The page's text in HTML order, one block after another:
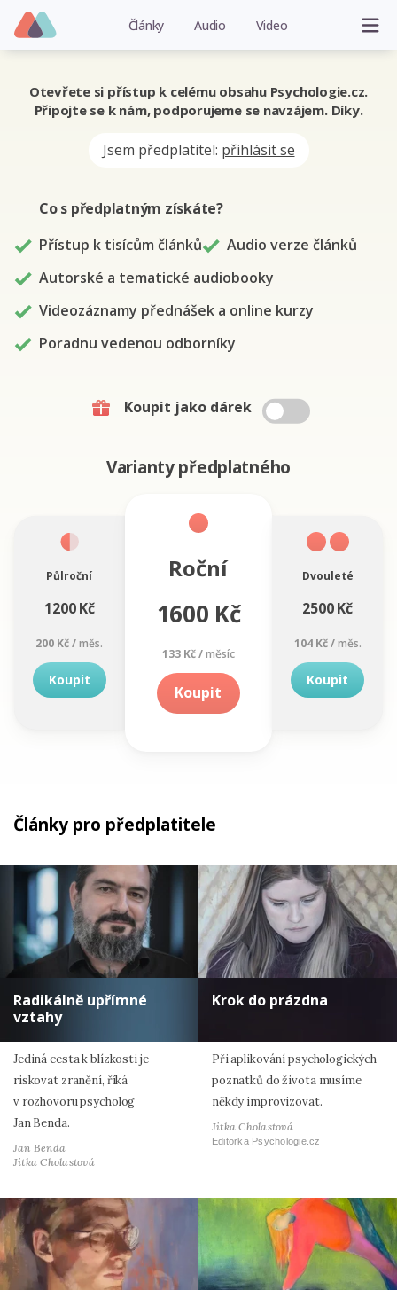
Články Audio Video
Otevřete si přístup k celému obsahu Psychologie.cz.
Připojte se k nám, podporujeme se navzájem. Díky.
Jsem předplatitel: přihlásit se
Co s předplatným získáte?
Přístup k tisícům článků
Audio verze článků
Autorské a tematické audiobooky
Videozáznamy přednášek a online kurzy
Poradnu vedenou odborníky
Koupit jako dárek
Varianty předplatného
Půlroční
1200 Kč
200 Kč /měs.
Koupit
Roční
1600 Kč
133 Kč /měsíc
Koupit
Dvouleté
2500 Kč
104 Kč /měs.
Koupit
Články pro předplatitele
Radikálně upřímné
vztahy
Jediná cesta k blízkosti je
riskovat zranění, říká
v rozhovoru psycholog
Jan Benda.
Jan Benda
Jitka Cholastová
Krok do prázdna
Při aplikování psychologických
poznatků do života musíme
někdy improvizovat.
Jitka Cholastová
Editorka Psychologie.cz